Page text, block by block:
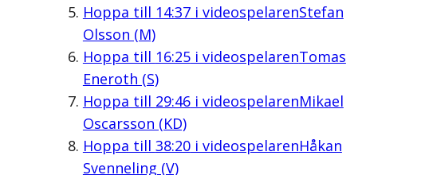
Hoppa till 14:37i videospelarenStefan
Olsson (M)
Hoppa till 16:25i videospelarenTomas
Eneroth (S)
Hoppa till 29:46i videospelarenMikael
Oscarsson (KD)
Hoppa till 38:20i videospelarenHåkan
Svenneling (V)